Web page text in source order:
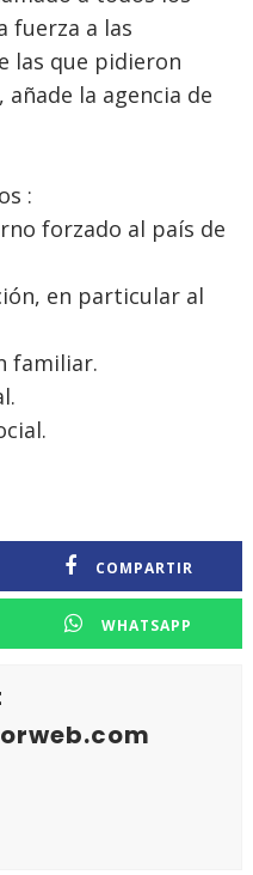
fuerza a las
las que pidieron
añade la agencia de
:
forzado al país de
en particular al
familiar.
COMPARTIR
WHATSAPP